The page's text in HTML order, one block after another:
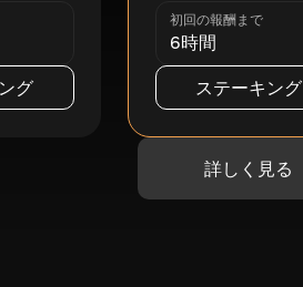
グ
初回の報酬まで
6時間
ステーキング
詳しく見る